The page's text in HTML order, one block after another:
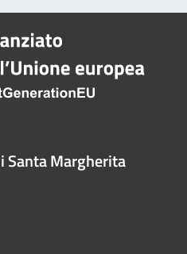
Santa Margherita